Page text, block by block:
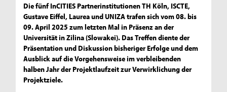
Die fünf InCITIES Partnerinstitutionen TH Köln, ISCTE,
Gustave Eiffel, Laurea und UNIZA trafen sich vom 08. bis
09. April 2025 zum letzten Mal in Präsenz an der
Universität in Zilina (Slowakei). Das Treffen diente der
Präsentation und Diskussion bisheriger Erfolge und dem
Ausblick auf die Vorgehensweise im verbleibenden
halben Jahr der Projektlaufzeit zur Verwirklichung der
Projektziele.